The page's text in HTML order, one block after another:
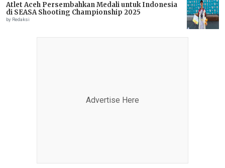
Atlet Aceh Persembahkan Medali untuk Indonesia
di SEASA Shooting Championship 2025
by Redaksi
Advertise Here